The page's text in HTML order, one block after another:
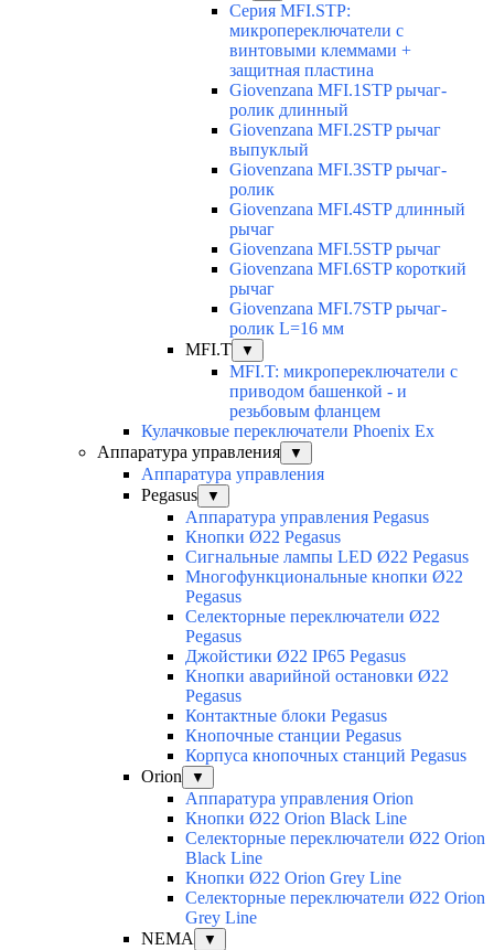
Серия MFI.STP:
микропереключатели с
винтовыми клеммами +
защитная пластина
Giovenzana MFI.1STP рычаг-
ролик длинный
Giovenzana MFI.2STP рычаг
выпуклый
Giovenzana MFI.3STP рычаг-
ролик
Giovenzana MFI.4STP длинный
рычаг
Giovenzana MFI.5STP рычаг
Giovenzana MFI.6STP короткий
рычаг
Giovenzana MFI.7STP рычаг-
ролик L=16 мм
MFI.T
▼
MFI.T: микропереключатели с
приводом башенкой - и
резьбовым фланцем
Кулачковые переключатели Phoenix Ex
Аппаратура управления
▼
Аппаратура управления
Pegasus
▼
Аппаратура управления Pegasus
Кнопки Ø22 Pegasus
Сигнальные лампы LED Ø22 Pegasus
Многофункциональные кнопки Ø22
Pegasus
Селекторные переключатели Ø22
Pegasus
Джойстики Ø22 IP65 Pegasus
Кнопки аварийной остановки Ø22
Pegasus
Контактные блоки Pegasus
Кнопочные станции Pegasus
Корпуса кнопочных станций Pegasus
Orion
▼
Аппаратура управления Orion
Кнопки Ø22 Orion Black Line
Селекторные переключатели Ø22 Orion
Black Line
Кнопки Ø22 Orion Grey Line
Селекторные переключатели Ø22 Orion
Grey Line
NEMA
▼